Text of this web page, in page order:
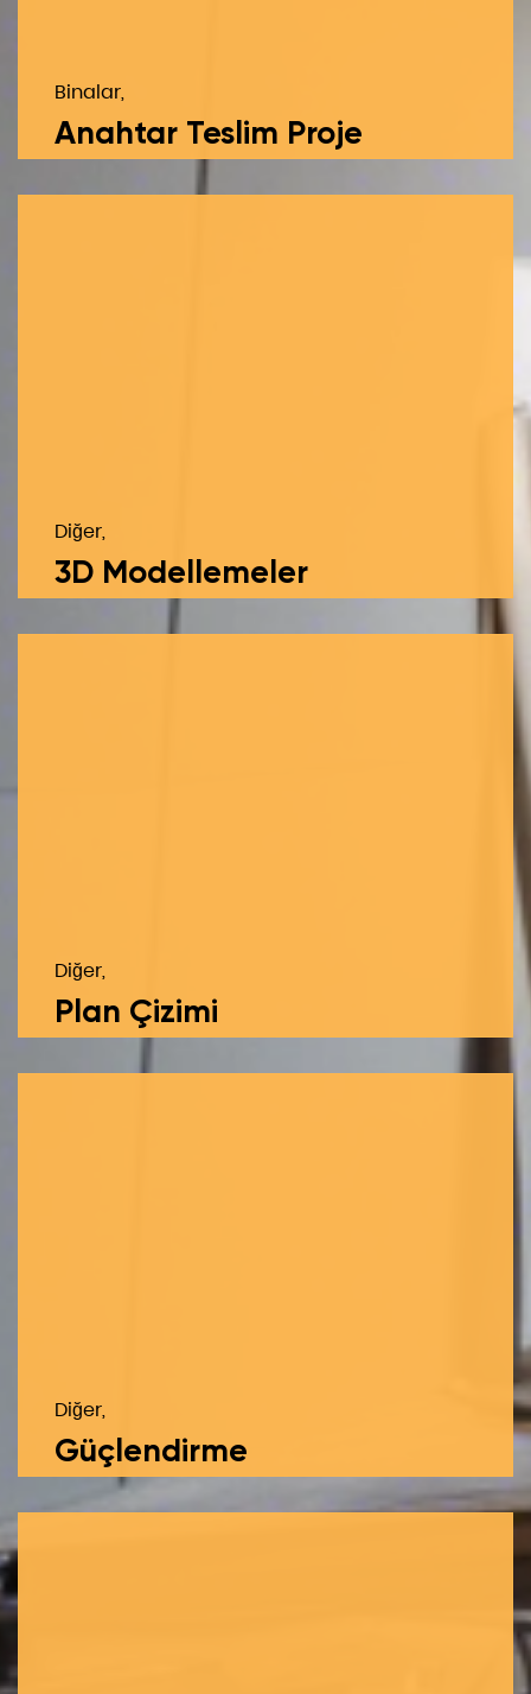
Binalar,
Anahtar Teslim Proje
Diğer,
3D Modellemeler
Diğer,
Plan Çizimi
Diğer,
Güçlendirme